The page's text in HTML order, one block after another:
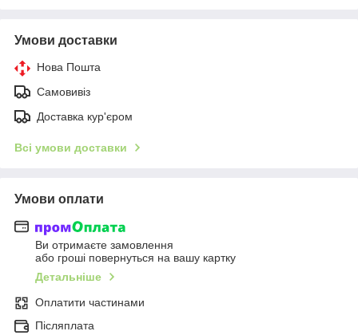
Умови доставки
Нова Пошта
Самовивіз
Доставка кур'єром
Всі умови доставки
Умови оплати
Ви отримаєте замовлення
або гроші повернуться на вашу картку
Детальніше
Оплатити частинами
Післяплата